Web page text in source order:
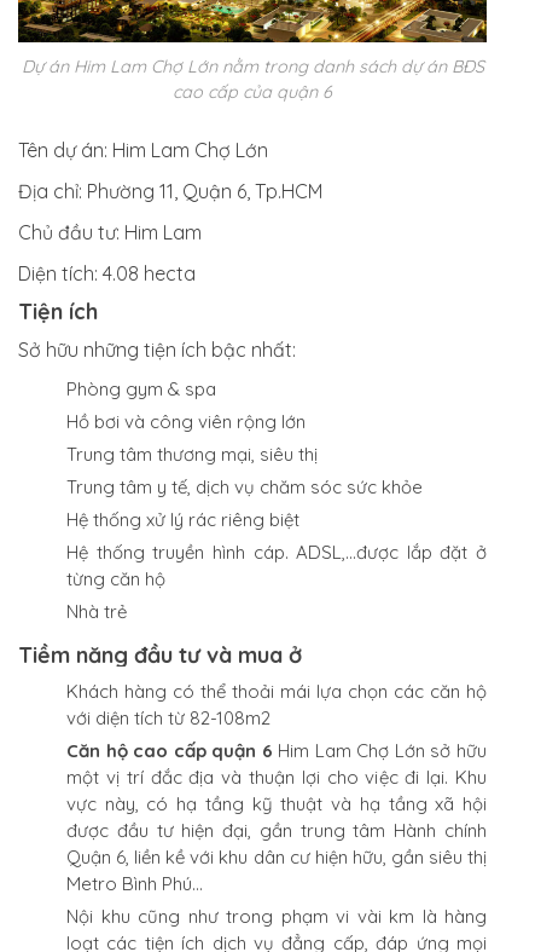
Dự án Him Lam Chợ Lớn nằm trong danh sách dự án BĐS
cao cấp của quận 6
Tên dự án: Him Lam Chợ Lớn
Địa chỉ: Phường 11, Quận 6, Tp.HCM
Chủ đầu tư: Him Lam
Diện tích: 4.08 hecta
Tiện ích
Sở hữu những tiện ích bậc nhất:
Phòng gym & spa
Hồ bơi và công viên rộng lớn
Trung tâm thương mại, siêu thị
Trung tâm y tế, dịch vụ chăm sóc sức khỏe
Hệ thống xử lý rác riêng biệt
Hệ thống truyền hình cáp. ADSL,…được lắp đặt ở
từng căn hộ
Nhà trẻ
Tiềm năng đầu tư và mua ở
Khách hàng có thể thoải mái lựa chọn các căn hộ
với diện tích từ 82-108m2
Căn hộ cao cấp quận 6 Him Lam Chợ Lớn sở hữu
một vị trí đắc địa và thuận lợi cho việc đi lại. Khu
vực này, có hạ tầng kỹ thuật và hạ tầng xã hội
được đầu tư hiện đại, gần trung tâm Hành chính
Quận 6, liền kề với khu dân cư hiện hữu, gần siêu thị
Metro Bình Phú…
Nội khu cũng như trong phạm vi vài km là hàng
loạt các tiện ích dịch vụ đẳng cấp, đáp ứng mọi